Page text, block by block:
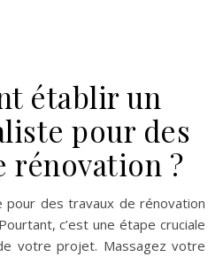
établir un
pour des
rénovation ?
c’est une étape cruciale
votre projet. Massagez votre